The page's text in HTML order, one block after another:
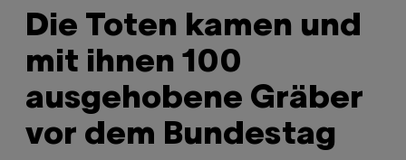
Die Toten kamen und
mit ihnen 100
ausgehobene Gräber
vor dem Bundestag